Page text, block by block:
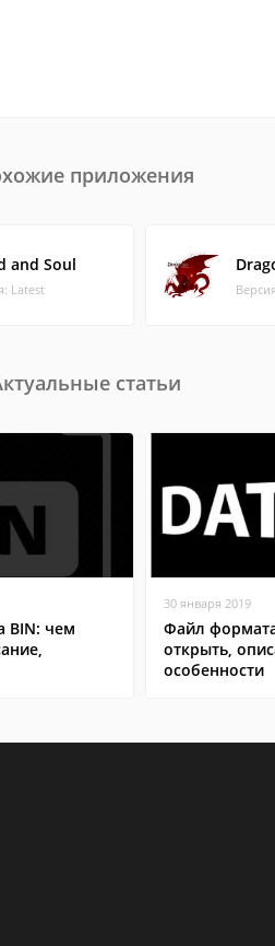
приложения
and Soul
Latest
статьи
BIN: чем
30 января 2019
Файл
открыть,
особенности